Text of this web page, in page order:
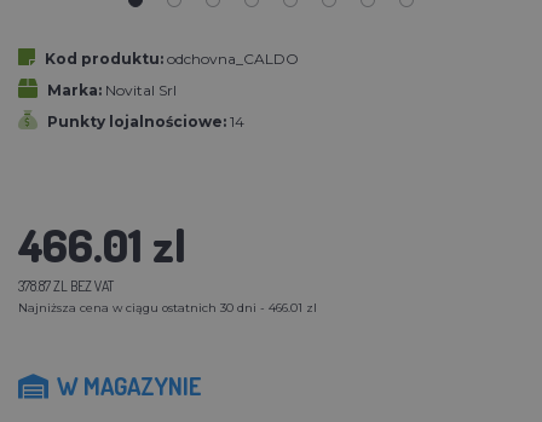
Kod produktu: odchovna_CALDO
Marka: Novital Srl
Punkty lojalnościowe: 14
466.01 zl
378.87 ZL BEZ VAT
Najniższa cena w ciągu ostatnich 30 dni - 466.01 zl
W MAGAZYNIE